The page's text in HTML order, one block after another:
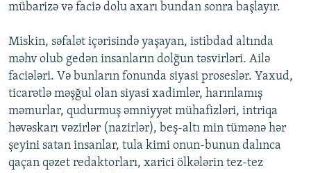
mübarizə və faciə dolu axarı bundan sonra başlayır.
Miskin, səfalət içərisində yaşayan, istibdad altında
məhv olub gedən insanların dolğun təsvirləri. Ailə
faciələri. Və bunların fonunda siyasi proseslər. Yaxud,
ticarətlə məşğul olan siyasi xadimlər, harınlamış
məmurlar, qudurmuş əmniyyət mühafizləri, intriqa
həvəskarı vəzirlər (nazirlər), beş-altı min tümənə hər
şeyini satan insanlar, tula kimi onun-bunun dalınca
qaçan qəzet redaktorları, xarici ölkələrin tez-tez